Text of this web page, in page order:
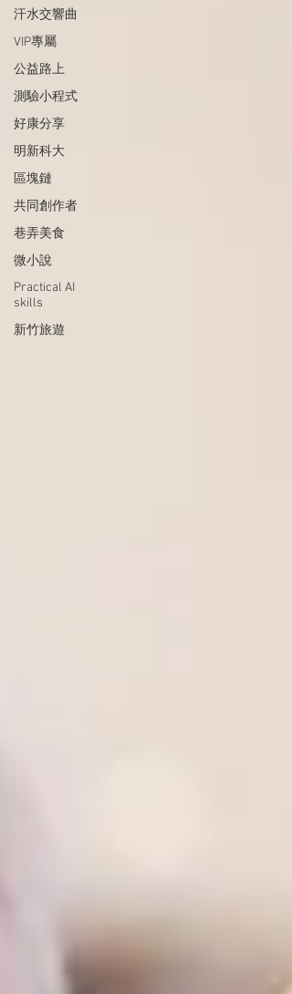
汗水交響曲
VIP專屬
公益路上
測驗小程式
好康分享
明新科大
區塊鏈
共同創作者
巷弄美食
微小說
Practical AI
skills
新竹旅遊